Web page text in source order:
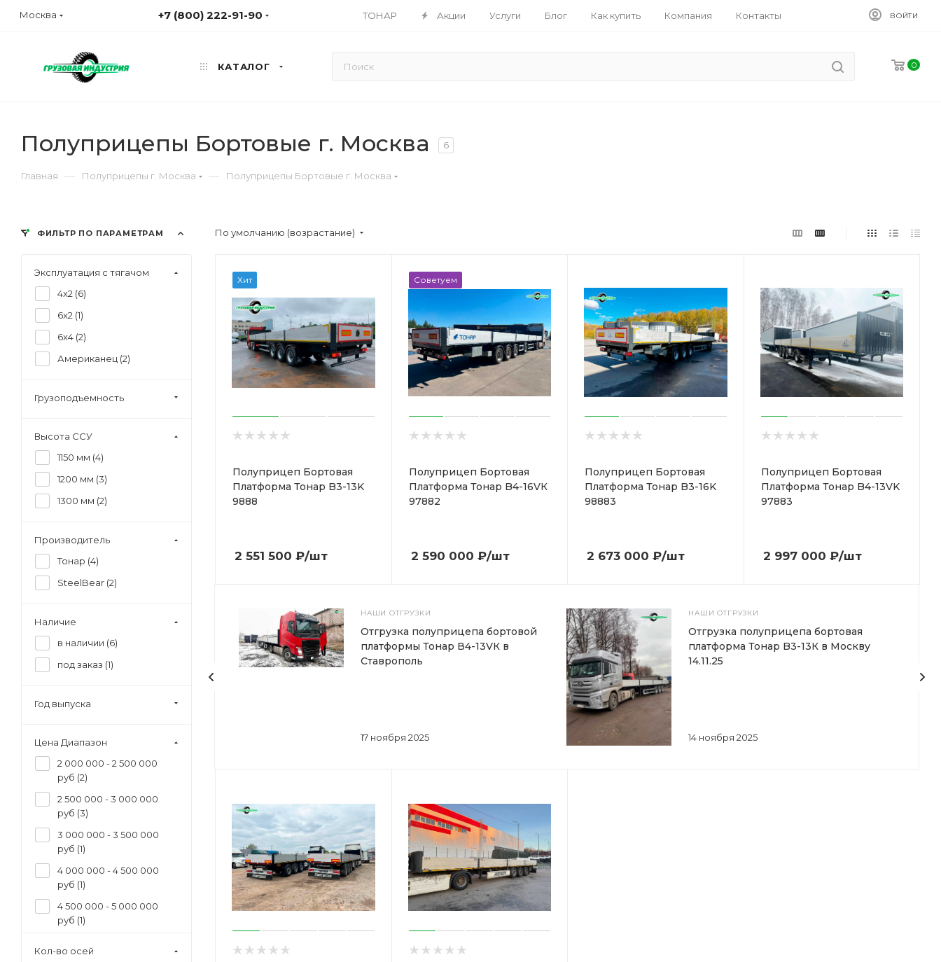
Москва +7 (800) 222-91-90 ТОНАР Акции Услуги Блог Как купить Компания Контакты ВОЙТИ
КАТАЛОГ 0
Полуприцепы Бортовые г. Москва 6
Главная — Полуприцепы г. Москва — Полуприцепы Бортовые г. Москва
По умолчанию (возрастание)
Хит
Полуприцеп Бортовая
Платформа Тонар B3-13K
9888
2 551 500 ₽/шт
Советуем
Полуприцеп Бортовая
Платформа Тонар B4-16VК
97882
2 590 000 ₽/шт
Полуприцеп Бортовая
Платформа Тонар B3-16K
98883
2 673 000 ₽/шт
Полуприцеп Бортовая
Платформа Тонар B4-13VK
97883
2 997 000 ₽/шт
НАШИ ОТГРУЗКИ
17 ноября 2025
Отгрузка полуприцепа бортовой
платформы Тонар В4-13VК в
Ставрополь
НАШИ ОТГРУЗКИ
14 ноября 2025
Отгрузка полуприцепа бортовая
платформа Тонар B3-13К в Москву
14.11.25
ФИЛЬТР ПО ПАРАМЕТРАМ
Эксплуатация с тягачом
4x2 (6)
6x2 (1)
6x4 (2)
Американец (2)
Грузоподъемность
Высота ССУ
1150 мм (4)
1200 мм (3)
1300 мм (2)
Производитель
Тонар (4)
SteelBear (2)
Наличие
в наличии (6)
под заказ (1)
Год выпуска
Цена Диапазон
2 000 000 - 2 500 000
руб (2)
2 500 000 - 3 000 000
руб (3)
3 000 000 - 3 500 000
руб (1)
4 000 000 - 4 500 000
руб (1)
4 500 000 - 5 000 000
руб (1)
руб (1)
Кол-во осей